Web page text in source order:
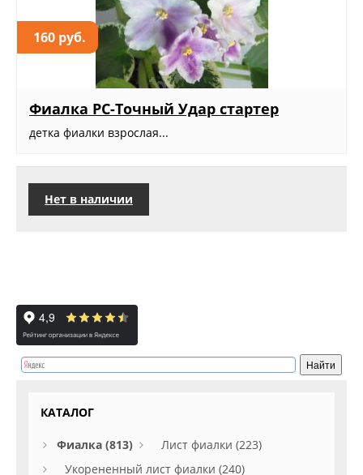
160 руб.
Фиалка РС-Точный Удар стартер
детка фиалки взрослая...
Нет в наличии
КАТАЛОГ
Фиалка (813)
Лист фиалки (223)
Укорененный лист фиалки (240)